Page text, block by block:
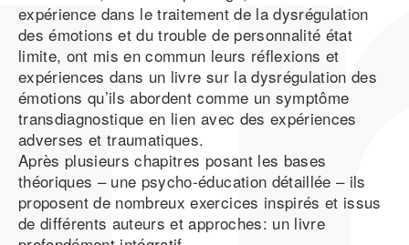
expérience dans le traitement de la dysrégulation
des émotions et du trouble de personnalité état
limite, ont mis en commun leurs réflexions et
expériences dans un livre sur la dysrégulation des
émotions qu’ils abordent comme un symptôme
transdiagnostique en lien avec des expériences
adverses et traumatiques.
Après plusieurs chapitres posant les bases
théoriques – une psycho-éducation détaillée – ils
proposent de nombreux exercices inspirés et issus
de différents auteurs et approches: un livre